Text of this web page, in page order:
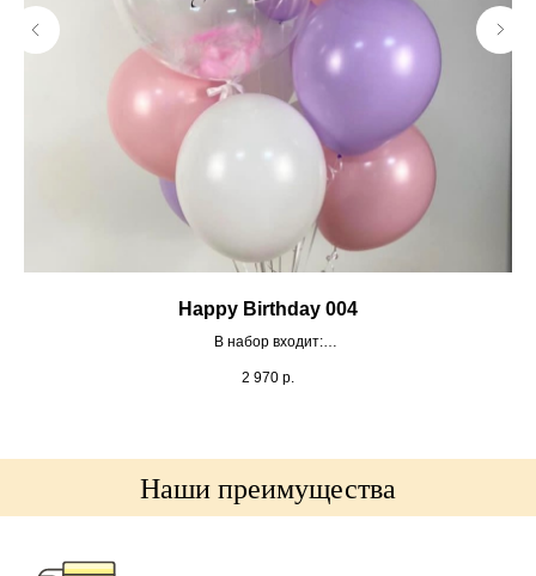
Happy Birthday 004
В набор входит:
-шар розовый 12д 4шт
2 970 р.
Наши преимущества